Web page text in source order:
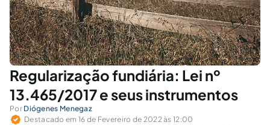
Regularização fundiária: Lei nº
13.465/2017 e seus instrumentos
Por Diógenes Menegaz
Destacado em 16 de Fevereiro de 2022 às 12:00